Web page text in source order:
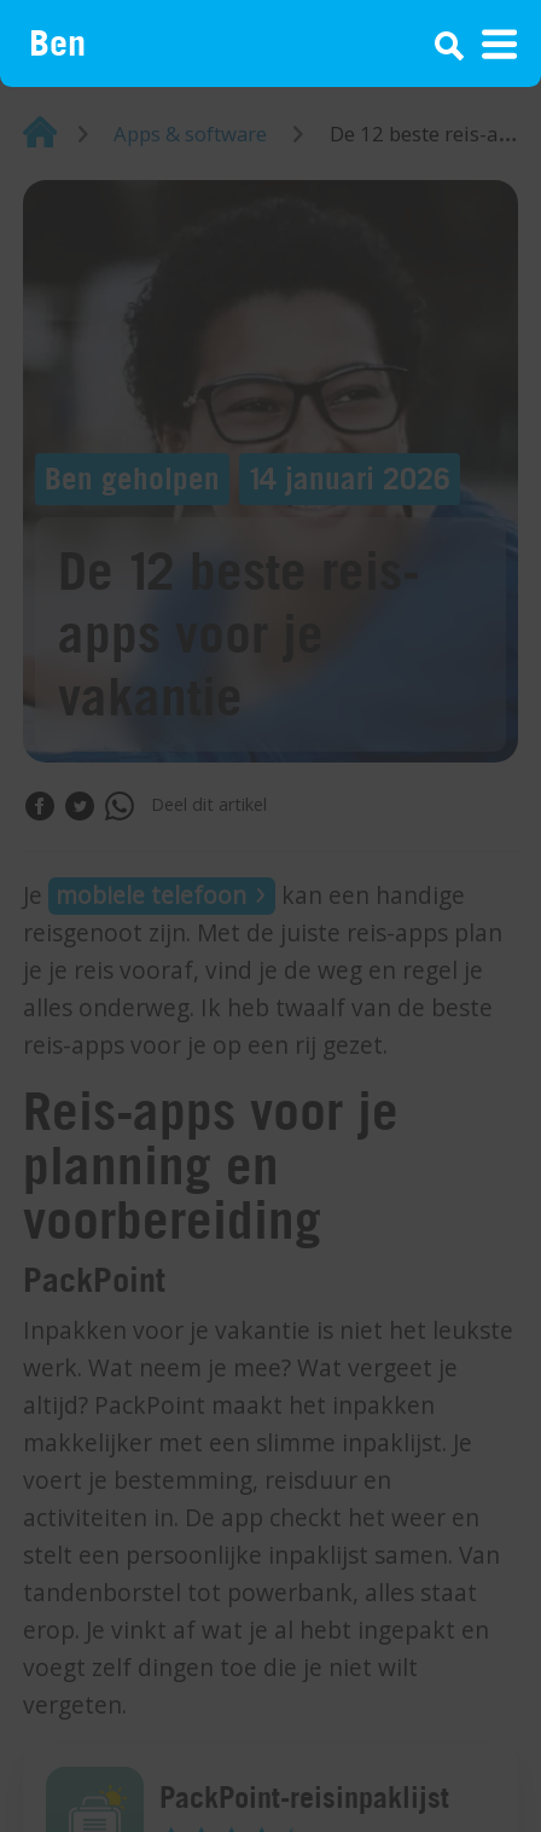
¡
Home Apps & software De 12 beste reis-apps voor je vakantie
Ben geholpen 14 januari 2026
De 12 beste reis-
apps voor je
Deel dit artikel
Je mobiele telefoon
kan een handige
reisgenoot zijn. Met de juiste reis-apps plan
je je reis vooraf, vind je de weg en regel je
alles onderweg. Ik heb twaalf van de beste
reis-apps voor je op een rij gezet.
Reis-apps voor je
planning en
voorbereiding
PackPoint
Inpakken voor je vakantie is niet het leukste
werk. Wat neem je mee? Wat vergeet je
altijd? PackPoint maakt het inpakken
makkelijker met een slimme inpaklijst. Je
voert je bestemming, reisduur en
activiteiten in. De app checkt het weer en
stelt een persoonlijke inpaklijst samen. Van
tandenborstel tot powerbank, alles staat
erop. Je vinkt af wat je al hebt ingepakt en
voegt zelf dingen toe die je niet wilt
vergeten.
PackPoint-reisinpaklijst